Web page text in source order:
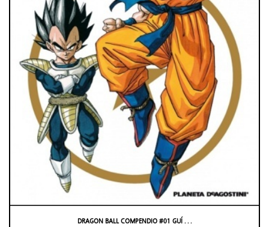
DRAGON BALL COMPENDIO #01 GUÍ . . .